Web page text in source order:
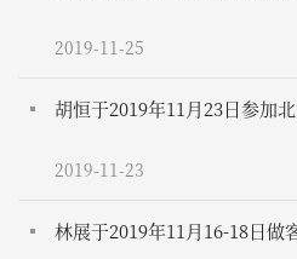
主讲“大一统与清代制度文
心”
2019-11-25
胡恒于2019年11月23日参加
治：对中国历代县级政区等级
2019-11-23
林展于2019年11月16-18日做